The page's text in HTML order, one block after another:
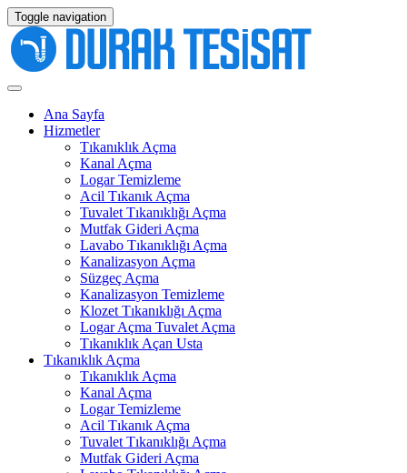
Toggle navigation
Ana Sayfa
Hizmetler
Tıkanıklık Açma
Kanal Açma
Logar Temizleme
Acil Tıkanık Açma
Tuvalet Tıkanıklığı Açma
Mutfak Gideri Açma
Lavabo Tıkanıklığı Açma
Kanalizasyon Açma
Süzgeç Açma
Kanalizasyon Temizleme
Klozet Tıkanıklığı Açma
Logar Açma Tuvalet Açma
Tıkanıklık Açan Usta
Tıkanıklık Açma
Tıkanıklık Açma
Kanal Açma
Logar Temizleme
Acil Tıkanık Açma
Tuvalet Tıkanıklığı Açma
Mutfak Gideri Açma